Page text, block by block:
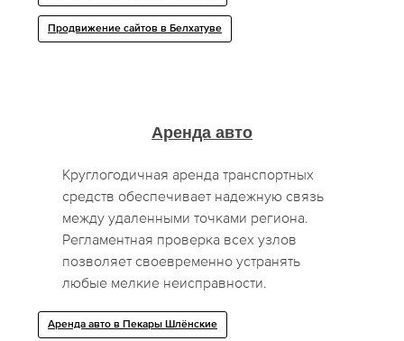
Продвижение сайтов в Белхатуве
Аренда авто
Круглогодичная аренда транспортных
средств обеспечивает надежную связь
между удаленными точками региона.
Регламентная проверка всех узлов
позволяет своевременно устранять
любые мелкие неисправности.
Аренда авто в Пекары Шлёнские